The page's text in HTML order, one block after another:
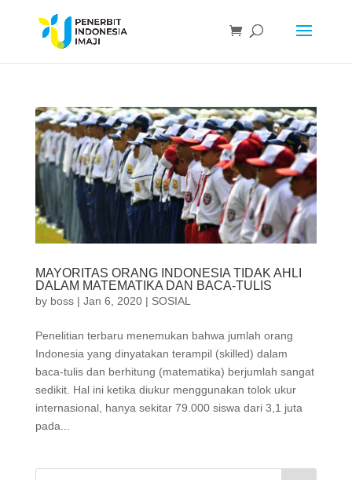
MAYORITAS ORANG INDONESIA TIDAK AHLI
DALAM MATEMATIKA DAN BACA-TULIS
by boss| Jan 6, 2020| SOSIAL
Penelitian terbaru menemukan bahwa jumlah orang
Indonesia yang dinyatakan terampil (skilled) dalam
baca-tulis dan berhitung (matematika) berjumlah sangat
sedikit. Hal ini ketika diukur menggunakan tolok ukur
internasional, hanya sekitar 79.000 siswa dari 3,1 juta
pada...